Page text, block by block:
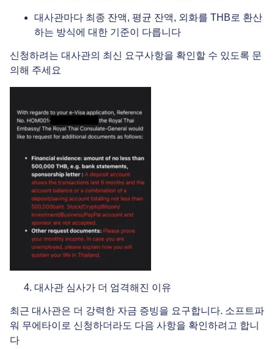
대사관마다 최종 잔액, 평균 잔액, 외화를 THB로 환산
하는 방식에 대한 기준이 다릅니다
신청하려는 대사관의 최신 요구사항을 확인할 수 있도록 문
의해 주세요
대사관 심사가 더 엄격해진 이유
최근 대사관은 더 강력한 자금 증빙을 요구합니다. 소프트파
워 무에타이로 신청하더라도 다음 사항을 확인하려고 합니
다